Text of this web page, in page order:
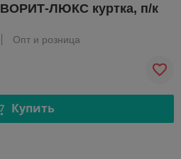
ЛЮКС куртка, п/к
Опт и розница
Купить